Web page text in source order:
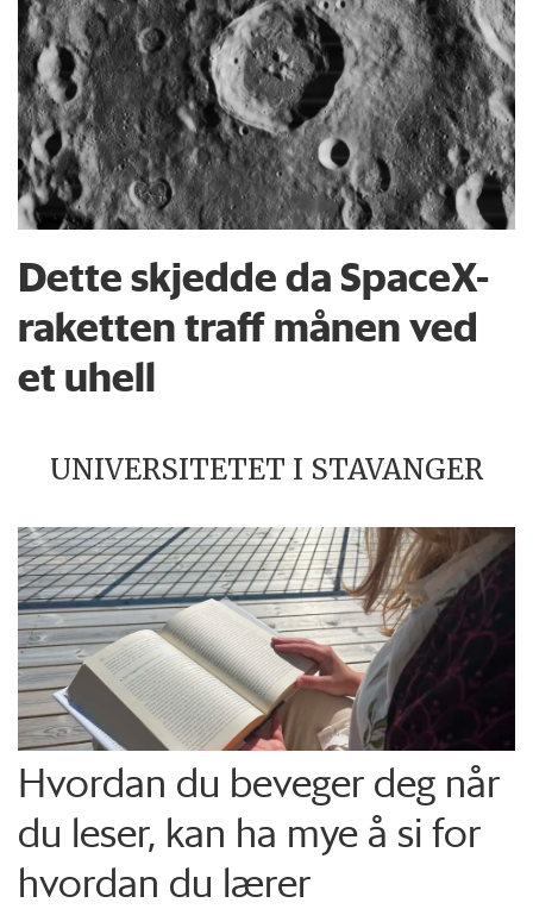
Dette skjedde da SpaceX-
raketten traff månen ved
et uhell
UNIVERSITETET I STAVANGER
Hvordan du beveger deg når
du leser, kan ha mye å si for
hvordan du lærer